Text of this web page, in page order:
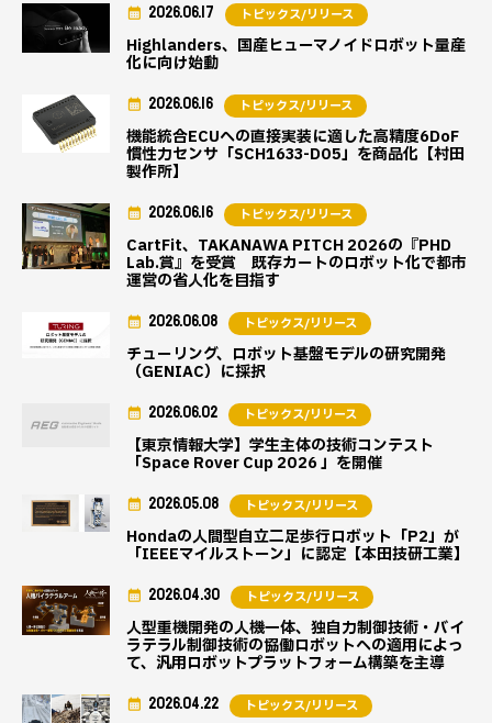
Highlanders、国産ヒューマノイドロボット量産
化に向け始動
2026.06.17 トピックス/リリース
機能統合ECUへの直接実装に適した高精度6DoF
慣性力センサ「SCH1633-D05」を商品化【村田
製作所】
2026.06.16 トピックス/リリース
CartFit、TAKANAWA PITCH 2026の『PHD
Lab.賞』を受賞 既存カートのロボット化で都市
運営の省人化を目指す
2026.06.16 トピックス/リリース
チューリング、ロボット基盤モデルの研究開発
（GENIAC）に採択
2026.06.08 トピックス/リリース
【東京情報大学】学生主体の技術コンテスト
「Space Rover Cup 2026 」を開催
2026.06.02 トピックス/リリース
Hondaの人間型自立二足歩行ロボット「P2」が
「IEEEマイルストーン」に認定【本田技研工業】
2026.05.08 トピックス/リリース
人型重機開発の人機一体、独自力制御技術・バイ
ラテラル制御技術の協働ロボットへの適用によっ
て、汎用ロボットプラットフォーム構築を主導
2026.04.30 トピックス/リリース
2026.04.22 トピックス/リリース